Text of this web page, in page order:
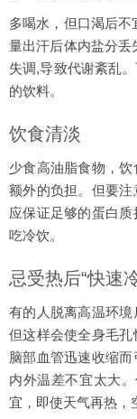
多喝水，但口渴后
量出汗后体内盐分丢
失调,导致代谢紊乱
的饮料。
饮食清淡
少食高油脂食物，
额外的负担。但要注
应保证足够的蛋白
吃冷饮。
忌受热后“快速
有的人脱离高温环境
但这样会使全身毛
脑部血管迅速收缩
内外温差不宜太大
宜，即使天气再热，